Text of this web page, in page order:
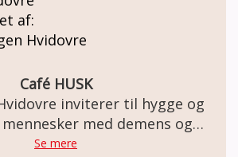
af:
Hvidovre
Café HUSK
inviterer til hygge og
med demens og
deres pårørende
Se mere